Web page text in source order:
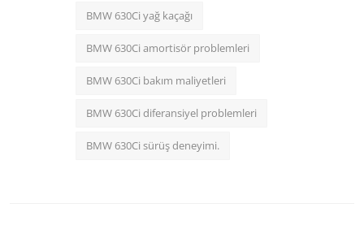
BMW 630Ci yağ kaçağı
BMW 630Ci amortisör problemleri
BMW 630Ci bakım maliyetleri
BMW 630Ci diferansiyel problemleri
BMW 630Ci sürüş deneyimi.